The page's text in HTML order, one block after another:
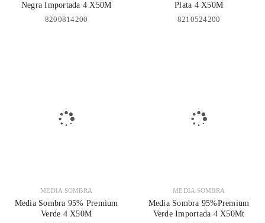
Negra Importada 4 X50M
8200814200
Plata 4 X50M
8210524200
MEDIA SOMBRA
Media Sombra 95% Premium
Verde 4 X50M
MEDIA SOMBRA
Media Sombra 95%Premium
Verde Importada 4 X50Mt